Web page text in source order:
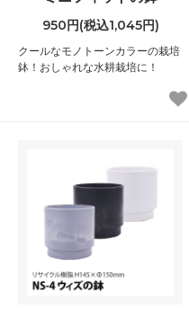
950円(税込1,045円)
クールなモノトーンカラーの栽培
鉢！おしゃれな水耕栽培に！